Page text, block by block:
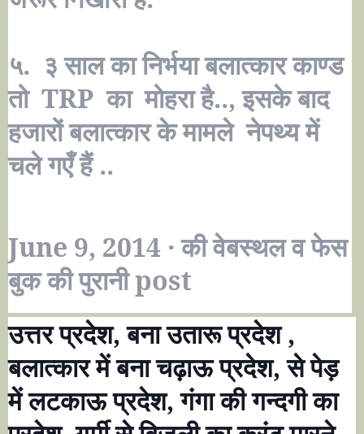
५. ३ साल का निर्भया बलात्कार काण्ड
तो TRP का मोहरा है.., इसके बाद
हजारों बलात्कार के मामले नेपथ्य में
चले गएँ हैं ..
June 9, 2014 ·की वेबस्थल व फेस
बुक की पुरानी post
उत्तर प्रदेश,बना उतारू प्रदेश,
बलात्कार में बना चढ़ाऊ प्रदेश,से पेड़
में लटकाऊ प्रदेश,गंगा की गन्दगी का